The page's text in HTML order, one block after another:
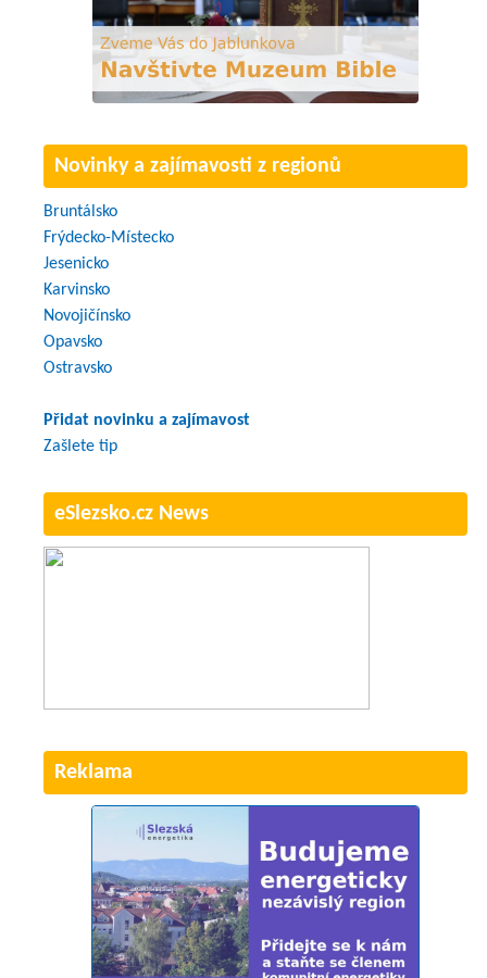
Novinky a zajímavosti z regionů
Bruntálsko
Frýdecko-Místecko
Jesenicko
Karvinsko
Novojičínsko
Opavsko
Ostravsko
Přidat novinku a zajímavost
Zašlete tip
eSlezsko.cz News
Reklama